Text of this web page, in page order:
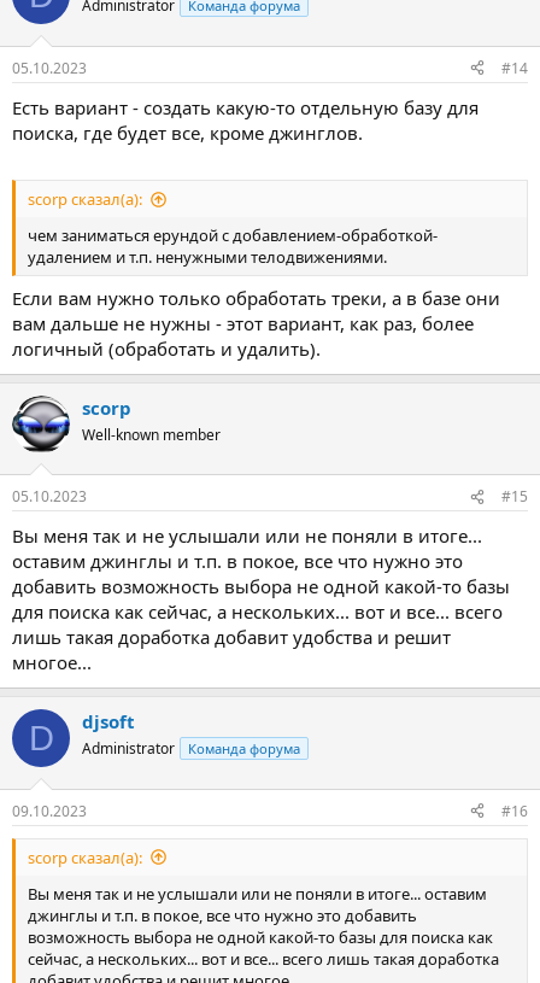
Administrator Команда форума
05.10.2023 #14
Есть вариант - создать какую-то отдельную базу для
поиска, где будет все, кроме джинглов.
scorp сказал(а):
чем заниматься ерундой с добавлением-обработкой-
удалением и т.п. ненужными телодвижениями.
Если вам нужно только обработать треки, а в базе они
вам дальше не нужны - этот вариант, как раз, более
логичный (обработать и удалить).
scorp
Well-known member
05.10.2023 #15
Вы меня так и не услышали или не поняли в итоге...
оставим джинглы и т.п. в покое, все что нужно это
добавить возможность выбора не одной какой-то базы
для поиска как сейчас, а нескольких... вот и все... всего
лишь такая доработка добавит удобства и решит
многое...
D djsoft
Administrator Команда форума
09.10.2023 #16
scorp сказал(а):
Вы меня так и не услышали или не поняли в итоге... оставим
джинглы и т.п. в покое, все что нужно это добавить
возможность выбора не одной какой-то базы для поиска как
сейчас, а нескольких... вот и все... всего лишь такая доработка